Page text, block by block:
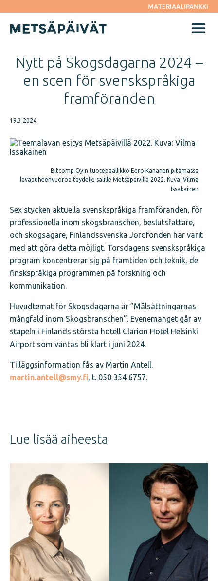
suoraan
MATERIAALIPANKKI
Menu
Nytt på Skogsdagarna 2024 –
en scen för svenskspråkiga
framföranden
19.3.2024
Bitcomp Oy:n tuotepäällikkö Eero Kananen pitämässä
lavapuheenvuoroa täydelle salille Metsäpäivillä 2022. Kuva: Vilma
Issakainen
Sex stycken aktuella svenskspråkiga framföranden, för
professionella inom skogsbranschen, beslutsfattare,
och skogsägare, Finlandssvenska Jordfonden har varit
med att göra detta möjligt. Torsdagens svenskspråkiga
program koncentrerar sig på framtiden och teknik, de
finskspråkiga programmen på forskning och
kommunikation.
Huvudtemat för Skogsdagarna är ”Målsättningarnas
mångfald inom Skogsbranschen”. Evenemanget går av
stapeln i Finlands största hotell Clarion Hotel Helsinki
Airport som väntas bli klart i juni 2024.
Tilläggsinformation fås av Martin Antell,
martin.antell@smy.fi, t. 050 354 6757.
Lue lisää aiheesta